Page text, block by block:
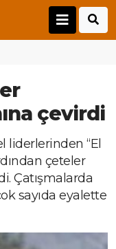
çevirdi
liderlerinden “El
çeteler
Çatışmalarda
sayıda eyalette